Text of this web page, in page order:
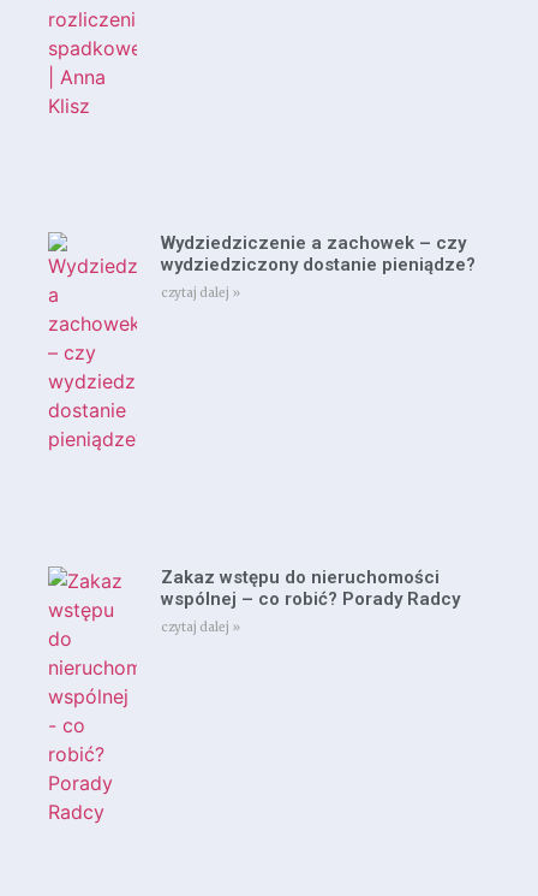
Wydziedziczenie a zachowek – czy
wydziedziczony dostanie pieniądze?
czytaj dalej »
Zakaz wstępu do nieruchomości
wspólnej – co robić? Porady Radcy
czytaj dalej »